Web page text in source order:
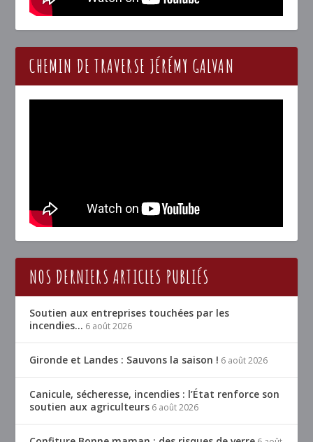
CHEMIN DE TRAVERSE JÉRÉMY GALVAN
NOS DERNIERS ARTICLES PUBLIÉS
Soutien aux entreprises touchées par les
incendies… 6 août 2026
Gironde et Landes : Sauvons la saison ! 6 août 2026
Canicule, sécheresse, incendies : l’État renforce son
soutien aux agriculteurs 6 août 2026